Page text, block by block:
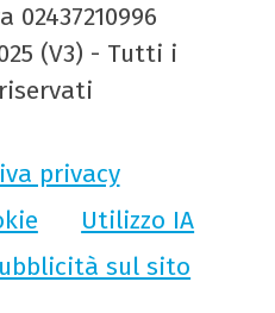
02437210996
(V3) - Tutti i
privacy
Utilizzo IA
sul sito